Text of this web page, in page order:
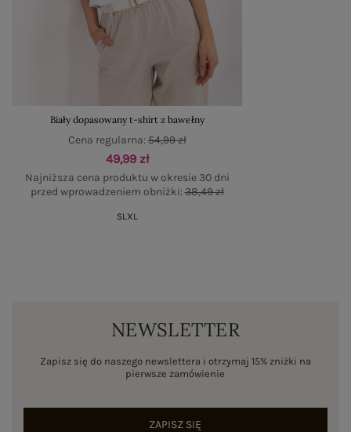
Biały dopasowany t-shirt z bawełny
49,99 zł
Najniższa cena produktu w okresie 30 dni
przed wprowadzeniem obniżki:38,49 zł
Cena regularna:54,99 zł
SL XL
NEWSLETTER
Zapisz się do naszego newslettera i otrzymaj 15% zniżki na
pierwsze zamówienie
ZAPISZ SIĘ